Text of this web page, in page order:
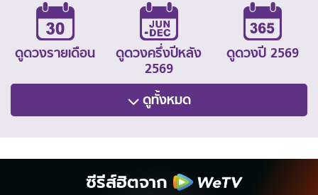
ดูดวงรายเดือน
ดูดวงครึ่งปีหลัง
2569
ดูดวงปี 2569
ดูทั้งหมด
ซีรีส์ฮิตจาก